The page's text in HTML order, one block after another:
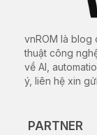
vnROM là blog
thuật công
về AI,
ý, liên hệ xin
PARTNER